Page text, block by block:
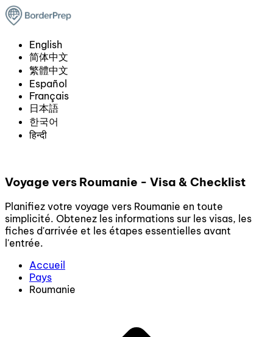
English
简体中文
繁體中文
Español
Français
日本語
한국어
हिन्दी
Voyage vers Roumanie - Visa & Checklist
Planifiez votre voyage vers Roumanie en toute
simplicité. Obtenez les informations sur les visas, les
fiches d'arrivée et les étapes essentielles avant
l'entrée.
Accueil
Pays
Roumanie